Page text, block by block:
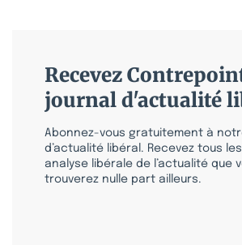
Recevez
journal d'actualité
Abonnez-vous gratuitement à
d’actualité libéral. Recevez tous
analyse libérale de l’actualité que
trouverez nulle part ailleurs.